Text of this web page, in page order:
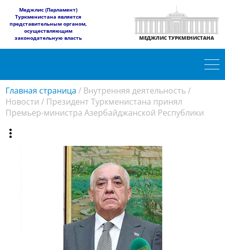
​Меджлис (Парламент)
Туркменистана является
представительным органом,
осуществляющим
законодательную власть
МЕДЖЛИС ТУРКМЕНИСТАНА
Главная страница / Внутренняя деятельность/
Новости / Президент Туркменистана принял
Премьер-министра Азербайджанской Республики